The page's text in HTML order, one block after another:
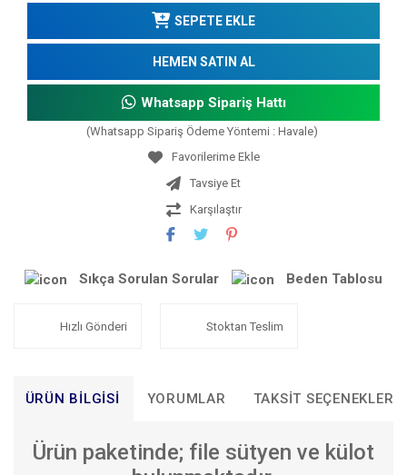
SEPETE EKLE
HEMEN SATIN AL
Whatsapp Sipariş Hattı
(Whatsapp Sipariş Ödeme Yöntemi : Havale)
Tavsiye Et
Karşılaştır
Sıkça Sorulan Sorular Beden Tablosu
Hızlı Gönderi Stoktan Teslim
ÜRÜN BILGISI YORUMLAR TAKSIT SEÇENEKLERI
Ürün paketinde; file sütyen ve külot